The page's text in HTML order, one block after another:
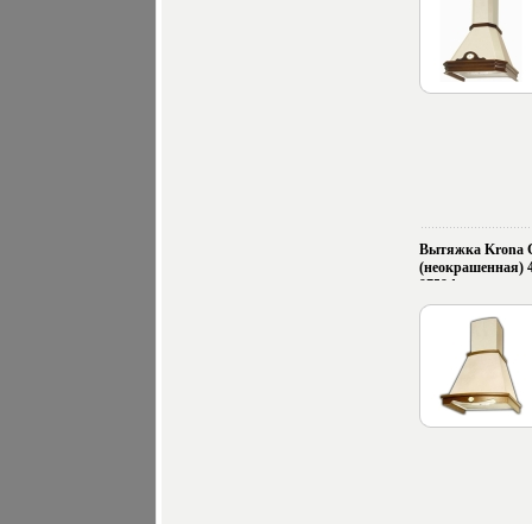
Вытяжка Krona
(неокрашенная)
9759d.